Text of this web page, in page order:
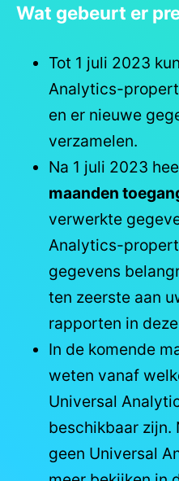
Wat gebeurt er
Tot 1 juli 2023
Analytics-
en er nieuwe
verzamelen.
Na 1 juli 2023
maanden
verwerkte
Analytics-
gegevens
ten zeerste aan
rapporten in
In de komende
weten vanaf
Universal
beschikbaar zijn.
geen Universal